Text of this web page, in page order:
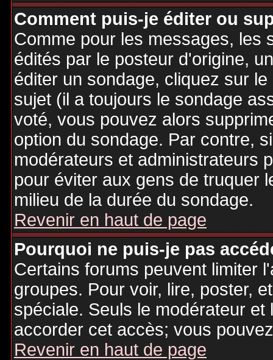
Comment puis-je éditer ou
Comme pour les messages, les
édités par le posteur d'origine,
éditer un sondage, cliquez sur
sujet (il a toujours le sondage
voté, vous pouvez alors
option du sondage. Par contre,
modérateurs et administrateurs
pour éviter aux gens de truquer
milieu de la durée du sondage.
Revenir en haut de page
Pourquoi ne puis-je pas
Certains forums peuvent limiter
groupes. Pour voir, lire, poster,
spéciale. Seuls le modérateur
accorder cet accès; vous
Revenir en haut de page